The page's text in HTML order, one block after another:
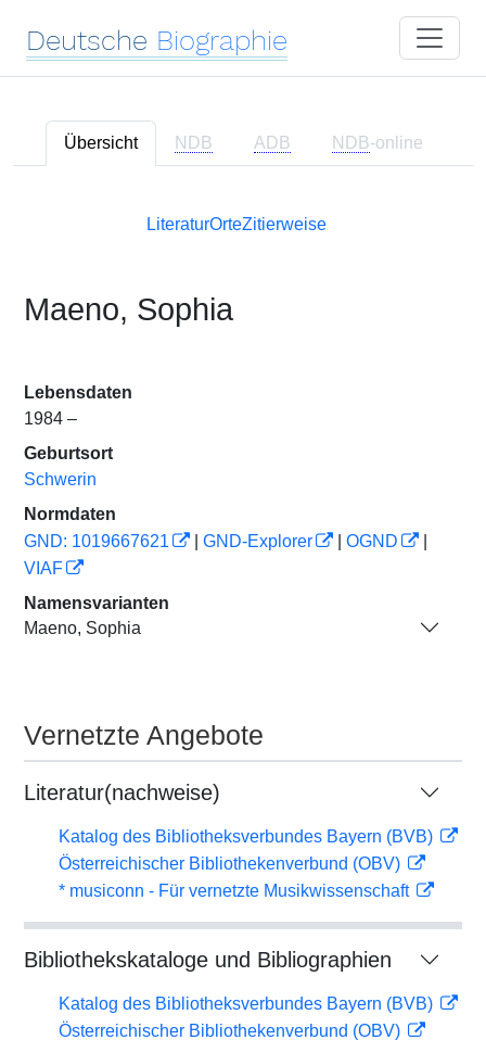
Deutsche Biographie
Übersicht NDB ADB NDB-online
LiteraturOrteZitierweise
Maeno, Sophia
Lebensdaten
1984 –
Geburtsort
Schwerin
Normdaten
GND: 1019667621
GND-Explorer OGND
VIAF
Namensvarianten
Maeno, Sophia
Vernetzte Angebote
Literatur(nachweise)
Katalog des Bibliotheksverbundes Bayern (BVB)
Österreichischer Bibliothekenverbund (OBV)
* musiconn - Für vernetzte Musikwissenschaft
Bibliothekskataloge und Bibliographien
Katalog des Bibliotheksverbundes Bayern (BVB)
Österreichischer Bibliothekenverbund (OBV)